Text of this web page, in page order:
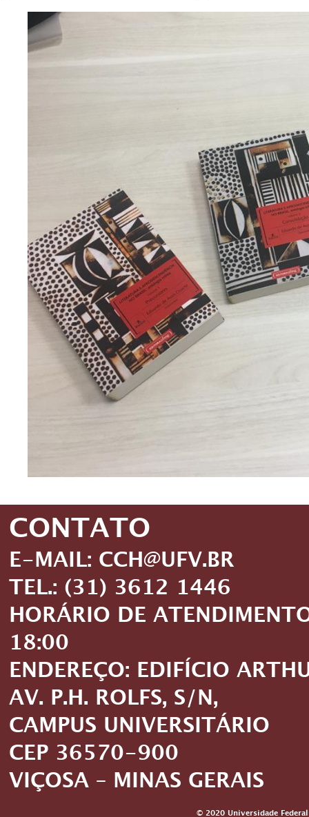
CONTATO
E-MAIL: CCH@UFV.BR
TEL.: (31) 3612 1446
HORÁRIO DE
18:00
ENDEREÇO: EDIFÍCIO
AV. P.H. ROLFS, S/N,
CAMPUS UNIVERSITÁRIO
CEP 36570-900
VIÇOSA – MINAS GERAIS